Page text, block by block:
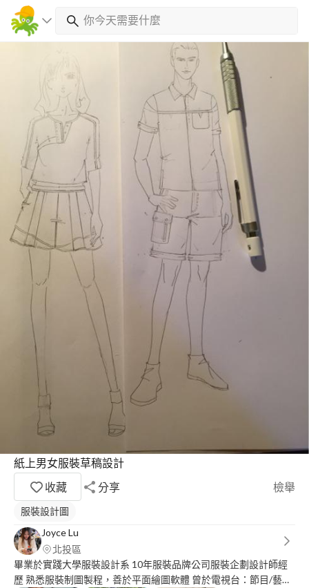
紙上男女服裝草稿設計
收藏
分享 檢舉
服裝設計圖
Joyce Lu
北投區
畢業於實踐大學服裝設計系 10年服裝品牌公司服裝企劃設計師經
歷 熟悉服裝制圖製程，善於平面繪圖軟體 曾於電視台：節目/藝人